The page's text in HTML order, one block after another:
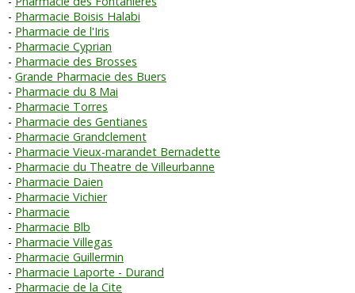
Pharmacie Boisis Halabi
Pharmacie de l'Iris
Pharmacie Cyprian
Pharmacie des Brosses
Grande Pharmacie des Buers
Pharmacie du 8 Mai
Pharmacie Torres
Pharmacie des Gentianes
Pharmacie Grandclement
Pharmacie Vieux-marandet Bernadette
Pharmacie du Theatre de Villeurbanne
Pharmacie Daien
Pharmacie Vichier
Pharmacie
Pharmacie Blb
Pharmacie Villegas
Pharmacie Guillermin
Pharmacie Laporte - Durand
Pharmacie de la Cite